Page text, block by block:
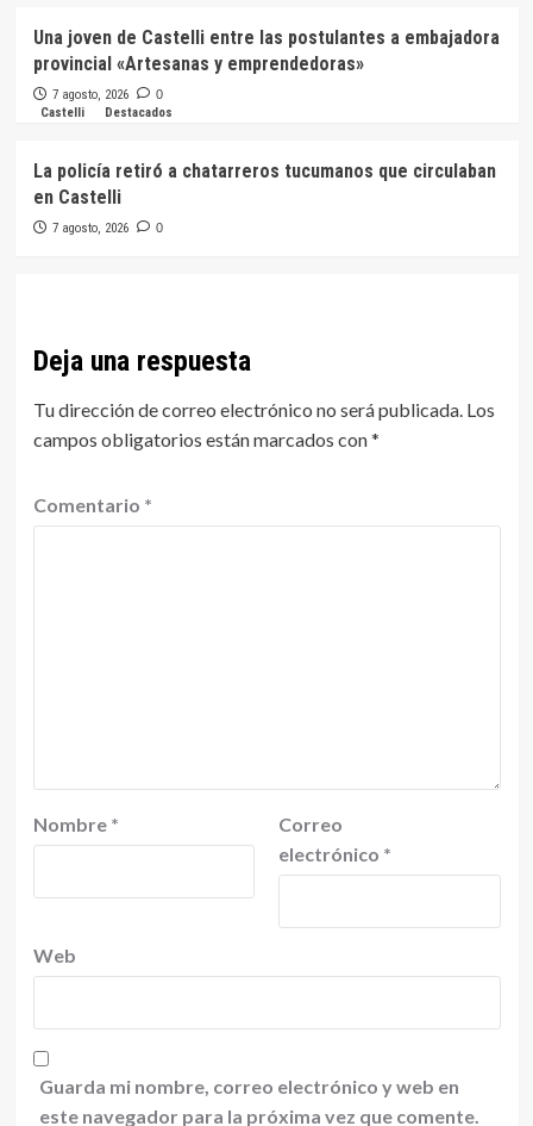
Una joven de Castelli entre las postulantes a embajadora
provincial «Artesanas y emprendedoras»
7 agosto, 2026 0
Castelli Destacados
La policía retiró a chatarreros tucumanos que circulaban
en Castelli
7 agosto, 2026 0
Deja una respuesta
Tu dirección de correo electrónico no será publicada. Los
campos obligatorios están marcados con*
Comentario *
Nombre *
Correo
electrónico *
Web
Guarda mi nombre, correo electrónico y web en
este navegador para la próxima vez que comente.